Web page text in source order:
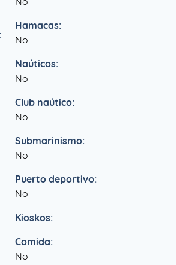
Hamacas:
No
Naúticos:
No
Club naútico:
No
Submarinismo:
No
Puerto deportivo:
No
Kioskos:
Comida:
No